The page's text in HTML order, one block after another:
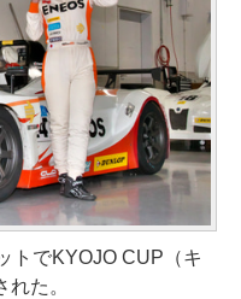
トでKYOJO CUP（キ
た。